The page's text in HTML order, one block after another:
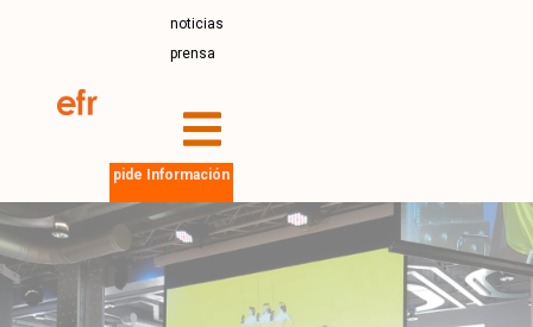
noticias
prensa
pide Información